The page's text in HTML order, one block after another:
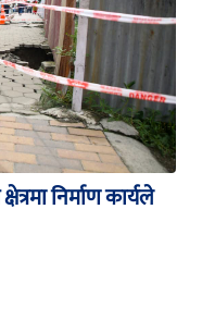
निर्माण कार्यले